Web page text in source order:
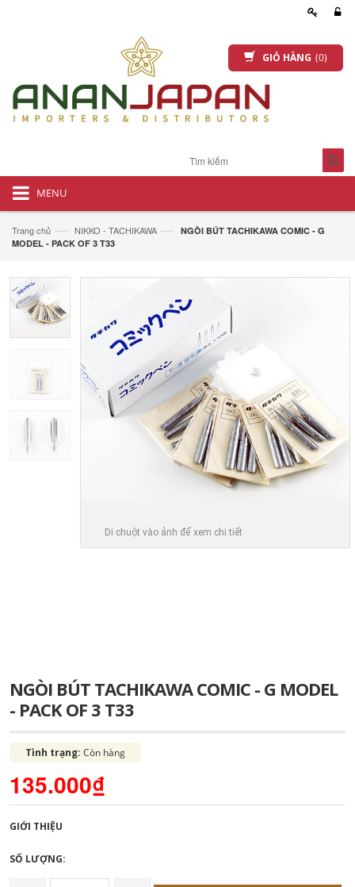
GIỎ HÀNG (0)
MENU
Trang chủ —› NIKKO - TACHIKAWA —› NGÒI BÚT TACHIKAWA COMIC - G
MODEL - PACK OF 3 T33
Di chuột vào ảnh để xem chi tiết
NGÒI BÚT TACHIKAWA COMIC - G MODEL
- PACK OF 3 T33
Tình trạng: Còn hàng
135.000₫
GIỚI THIỆU
SỐ LƯỢNG: